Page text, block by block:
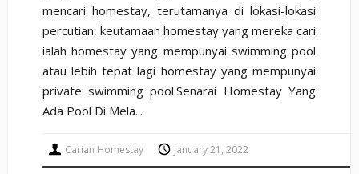
mencari homestay, terutamanya di lokasi-lokasi
percutian, keutamaan homestay yang mereka cari
ialah homestay yang mempunyai swimming pool
atau lebih tepat lagi homestay yang mempunyai
private swimming pool.Senarai Homestay Yang
Ada Pool Di Mela...
Carian Homestay January 21, 2022